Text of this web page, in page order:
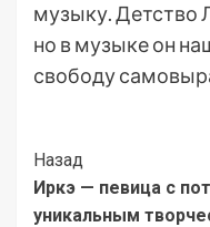
музыку. Детство
но в музыке он
свободу
Post
Navigation
Назад
Иркэ — певица с
уникальным